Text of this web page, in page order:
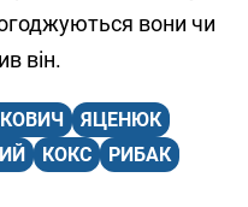
вони чи
він.
ЯЦЕНЮК
КОКС РИБАК